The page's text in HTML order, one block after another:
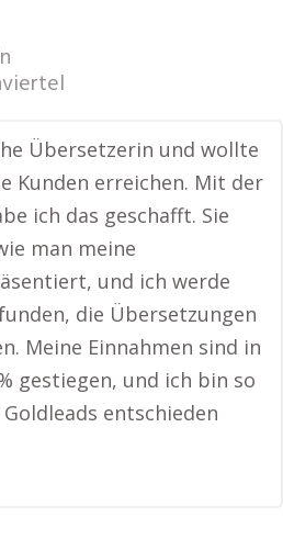
Übersetzerin und wollte
Kunden erreichen. Mit der
ich das geschafft. Sie
man meine
und ich werde
die Übersetzungen
Meine Einnahmen sind in
gestiegen, und ich bin so
entschieden